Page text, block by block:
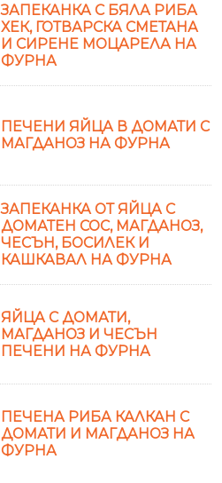
ЗАПЕКАНКА С БЯЛА РИБА
ХЕК, ГОТВАРСКА СМЕТАНА
И СИРЕНЕ МОЦАРЕЛА НА
ФУРНА
ПЕЧЕНИ ЯЙЦА В ДОМАТИ С
МАГДАНОЗ НА ФУРНА
ЗАПЕКАНКА ОТ ЯЙЦА С
ДОМАТЕН СОС, МАГДАНОЗ,
ЧЕСЪН, БОСИЛЕК И
КАШКАВАЛ НА ФУРНА
ЯЙЦА С ДОМАТИ,
МАГДАНОЗ И ЧЕСЪН
ПЕЧЕНИ НА ФУРНА
ПЕЧЕНА РИБА КАЛКАН С
ДОМАТИ И МАГДАНОЗ НА
ФУРНА